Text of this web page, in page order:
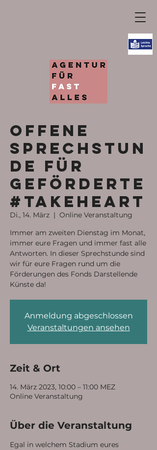
Offene
Sprechstun
de für
Geförderte
#TakeHeart
Di., 14. März
  |
Online Veranstaltung
Immer am zweiten Dienstag im Monat,
immer eure Fragen und immer fast alle
Antworten. In dieser Sprechstunde sind
wir für eure Fragen rund um die
Förderungen des Fonds Darstellende
Künste da!
Anmeldung abgeschlossen
Veranstaltungen ansehen
Zeit & Ort
14. März 2023, 10:00 – 11:00 MEZ
Online Veranstaltung
Über die Veranstaltung
Egal in welchem Stadium eures